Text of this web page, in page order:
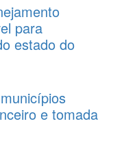
para
estado do
e tomada